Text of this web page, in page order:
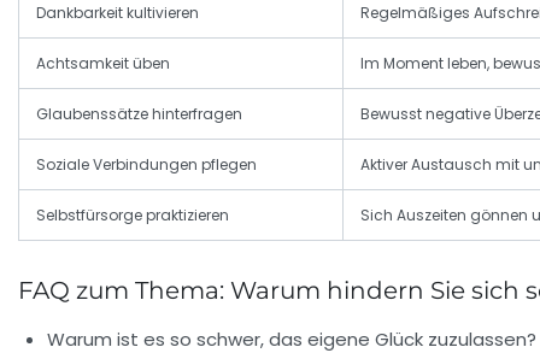
Dankbarkeit kultivieren Regelmäßiges
Achtsamkeit üben Im Moment leben,
Glaubenssätze hinterfragen Bewusst negative
Soziale Verbindungen pflegen Aktiver Austausch mit
Selbstfürsorge praktizieren Sich Auszeiten gönnen
FAQ zum Thema: Warum hindern Sie sich
Warum ist es so schwer, das eigene Glück zuzulassen?